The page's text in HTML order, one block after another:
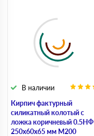
Кирпич фактурный
силикатный колотый с
ложка коричневый 0.5НФ
250х60х65 мм М200
В наличии